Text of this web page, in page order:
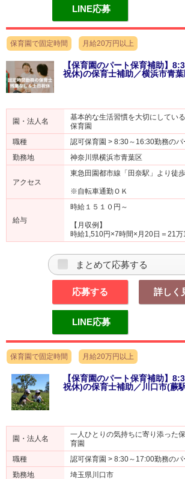
LINE応募
保育園で固定時間 月給20万円以上
【保育園のパート保育補助】
祝休)の保育士補助／横浜市青
園・法人名
基本的な生活習慣を大切にしてい
保育園
職種
認可保育園 > 8:30～16:30勤務のパ
勤務地
神奈川県横浜市青葉区
アクセス
東急田園都市線「田奈駅」より徒
※自転車通勤ＯＫ
給与
時給１５１０円～
【月収例】
時給1,510円×7時間×月20日＝21万
まとめて応募する
応募する 詳しく
LINE応募
保育園で固定時間 月給20万円以上
【保育園のパート保育補助】
祝休)の保育士補助／川口市(蕨
園・法人名
一人ひとりの気持ちに寄り添った
育園
職種
認可保育園 > 8:30～17:00勤務のパ
勤務地
埼玉県川口市